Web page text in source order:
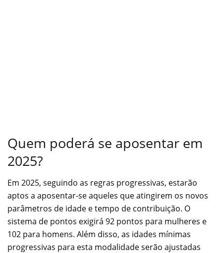
Quem poderá se aposentar em
2025?
Em 2025, seguindo as regras progressivas, estarão
aptos a aposentar-se aqueles que atingirem os novos
parâmetros de idade e tempo de contribuição. O
sistema de pontos exigirá 92 pontos para mulheres e
102 para homens. Além disso, as idades mínimas
progressivas para esta modalidade serão ajustadas